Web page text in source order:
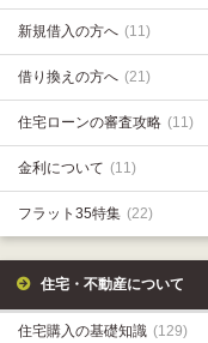
新規借入の方へ (11)
借り換えの方へ (21)
住宅ローンの審査攻略 (11)
金利について (11)
フラット35特集 (22)
住宅・不動産について
住宅購入の基礎知識 (129)